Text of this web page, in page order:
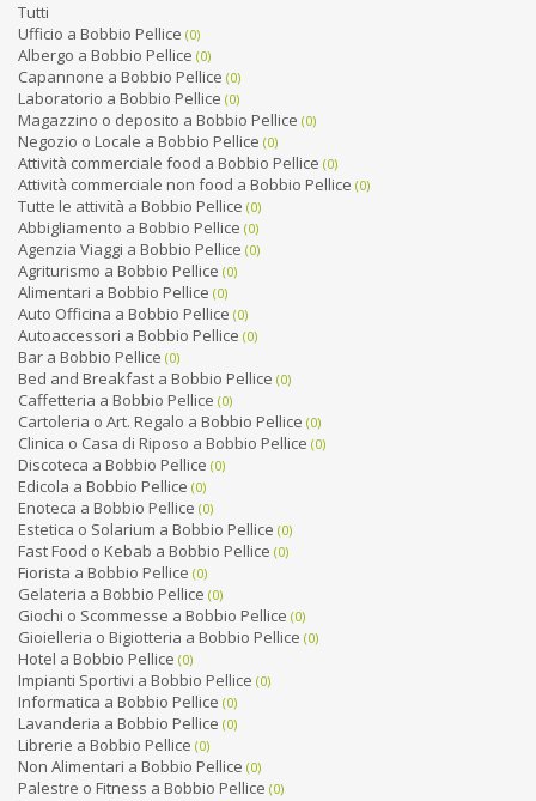
Tutti
Ufficio a Bobbio Pellice (0)
Albergo a Bobbio Pellice (0)
Capannone a Bobbio Pellice (0)
Laboratorio a Bobbio Pellice (0)
Magazzino o deposito a Bobbio Pellice (0)
Negozio o Locale a Bobbio Pellice (0)
Attività commerciale food a Bobbio Pellice (0)
Attività commerciale non food a Bobbio Pellice (0)
Tutte le attività a Bobbio Pellice (0)
Abbigliamento a Bobbio Pellice (0)
Agenzia Viaggi a Bobbio Pellice (0)
Agriturismo a Bobbio Pellice (0)
Alimentari a Bobbio Pellice (0)
Auto Officina a Bobbio Pellice (0)
Autoaccessori a Bobbio Pellice (0)
Bar a Bobbio Pellice (0)
Bed and Breakfast a Bobbio Pellice (0)
Caffetteria a Bobbio Pellice (0)
Cartoleria o Art. Regalo a Bobbio Pellice (0)
Clinica o Casa di Riposo a Bobbio Pellice (0)
Discoteca a Bobbio Pellice (0)
Edicola a Bobbio Pellice (0)
Enoteca a Bobbio Pellice (0)
Estetica o Solarium a Bobbio Pellice (0)
Fast Food o Kebab a Bobbio Pellice (0)
Fiorista a Bobbio Pellice (0)
Gelateria a Bobbio Pellice (0)
Giochi o Scommesse a Bobbio Pellice (0)
Gioielleria o Bigiotteria a Bobbio Pellice (0)
Hotel a Bobbio Pellice (0)
Impianti Sportivi a Bobbio Pellice (0)
Informatica a Bobbio Pellice (0)
Lavanderia a Bobbio Pellice (0)
Librerie a Bobbio Pellice (0)
Non Alimentari a Bobbio Pellice (0)
Palestre o Fitness a Bobbio Pellice (0)